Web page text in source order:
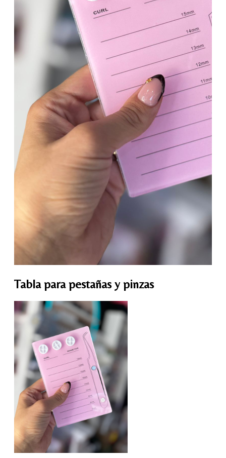
Tabla para pestañas y pinzas